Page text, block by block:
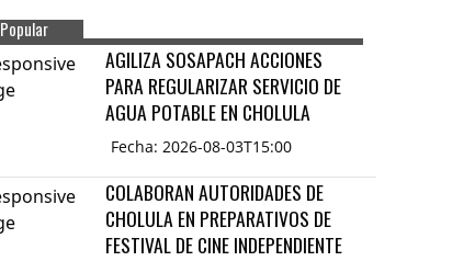
Popular
AGILIZA SOSAPACH ACCIONES
PARA REGULARIZAR SERVICIO DE
AGUA POTABLE EN CHOLULA
Fecha: 2026-08-03T15:00
COLABORAN AUTORIDADES DE
CHOLULA EN PREPARATIVOS DE
FESTIVAL DE CINE INDEPENDIENTE